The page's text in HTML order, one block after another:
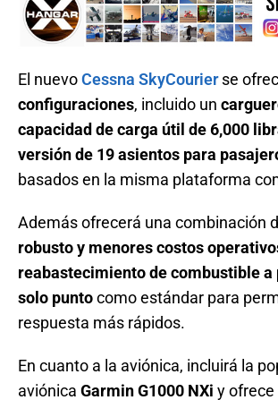
El nuevoCessna SkyCourierse
configuraciones , incluido un
capacidad de carga útil de 6,000
versión de 19 asientos para
basados en la misma plataforma
Además ofrecerá una combinación
robusto y menores costos
reabastecimiento de combustible a
solo puntocomo estándar para
respuesta más rápidos.
En cuanto a la aviónica, incluirá la
aviónica Garmin G1000 NXi y